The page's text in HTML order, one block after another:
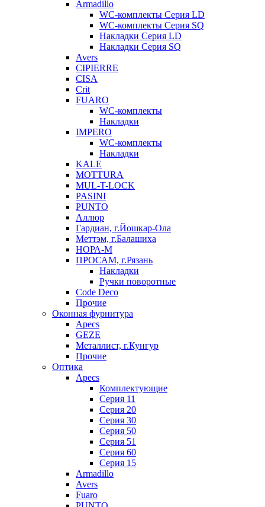
Armadillo
WC-комплекты Серия LD
WC-комплекты Серия SQ
Накладки Серия LD
Накладки Серия SQ
Avers
CIPIERRE
CISA
Crit
FUARO
WC-комплекты
Накладки
IMPERO
WC-комплекты
Накладки
KALE
MOTTURA
MUL-T-LOCK
PASINI
PUNTO
Аллюр
Гардиан, г.Йошкар-Ола
Меттэм, г.Балашиха
НОРА-М
ПРОСАМ, г.Рязань
Накладки
Ручки поворотные
Code Deco
Прочие
Оконная фурнитура
Apecs
GEZE
Металлист, г.Кунгур
Прочие
Оптика
Apecs
Комплектующие
Серия 11
Серия 20
Серия 30
Серия 50
Серия 51
Серия 60
Серия 15
Armadillo
Avers
Fuaro